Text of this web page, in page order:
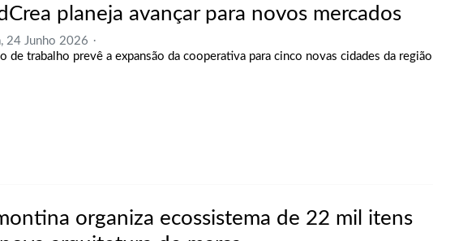
planeja avançar para novos mercados
24 Junho 2026
de trabalho prevê a expansão da cooperativa para cinco novas cidades da região
organiza ecossistema de 22 mil itens